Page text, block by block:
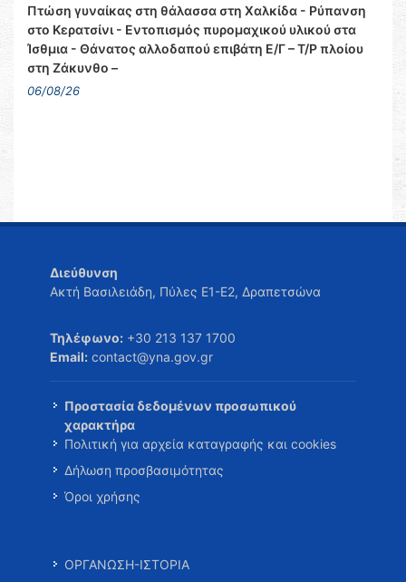
Πτώση γυναίκας στη θάλασσα στη Χαλκίδα - Ρύπανση
στο Κερατσίνι - Εντοπισμός πυρομαχικού υλικού στα
Ίσθμια - Θάνατος αλλοδαπού επιβάτη Ε/Γ – Τ/Ρ πλοίου
στη Ζάκυνθο –
06/08/26
Διεύθυνση
Ακτή Βασιλειάδη, Πύλες Ε1-Ε2, Δραπετσώνα
Τηλέφωνο: +30 213 137 1700
Email: contact@yna.gov.gr
Προστασία δεδομένων προσωπικού
χαρακτήρα
Πολιτική για αρχεία καταγραφής και cookies
Δήλωση προσβασιμότητας
Όροι χρήσης
ΟΡΓΑΝΩΣΗ-ΙΣΤΟΡΙΑ